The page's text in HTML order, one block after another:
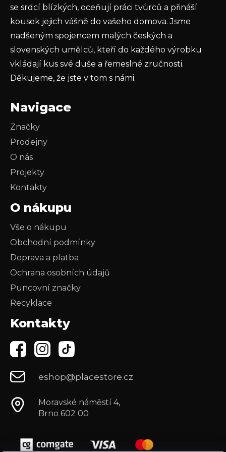
PŘIHLÁSIT SE
se srdcí blízkých, oceňují práci tvůrců a přináší
kousek jejich vášně do vašeho domova. Jsme
nadšeným spojencem malých českých a
slovenských umělců, kteří do každého výrobku
vkládají kus své duše a řemeslné zručnosti.
Děkujeme, že jste v tom s námi.
Navigace
Značky
Prodejny
O nás
Projekty
Kontakty
O nákupu
Vše o nákupu
Obchodní podmínky
Doprava a platba
Ochrana osobních údajů
Puncovní značky
Recyklace
Kontakty
eshop@placestore.cz
Moravské náměstí 4,
Brno 602 00